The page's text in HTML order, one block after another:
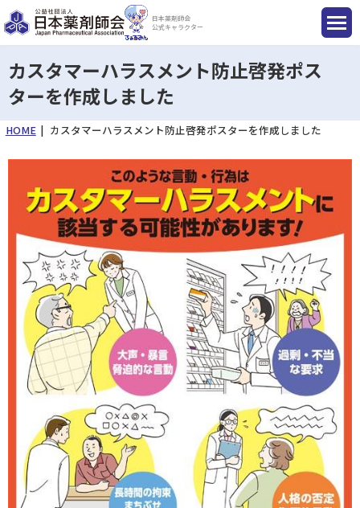
日本薬剤師会
公式キャラクター
国民のみなさまへ
薬剤師のみなさまへ
会員のみなさまへ
薬剤師を目指す方へ
入会のご案内
ログイン
カスタマーハラスメント防止啓発ポス
ターを作成しました
HOME カスタマーハラスメント防止啓発ポスターを作成しました